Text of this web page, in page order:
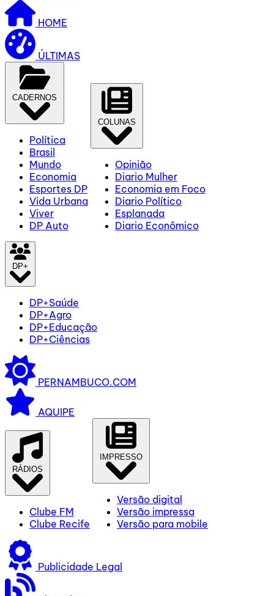
HOME
ÚLTIMAS
CADERNOS
Política
Brasil
Mundo
Economia
Esportes DP
Vida Urbana
Viver
DP Auto
COLUNAS
Opinião
Diario Mulher
Economia em Foco
Diario Político
Esplanada
Diario Econômico
DP+
DP+Saúde
DP+Agro
DP+Educação
DP+Ciências
PERNAMBUCO.COM
AQUIPE
RÁDIOS
Clube FM
Clube Recife
IMPRESSO
Versão digital
Versão impressa
Versão para mobile
Publicidade Legal